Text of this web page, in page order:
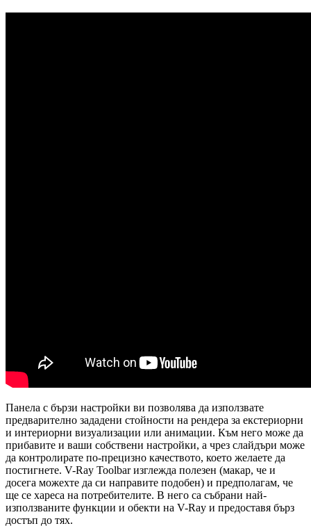
Панела с бързи настройки ви позволява да използвате
предварително зададени стойности на рендера за екстериорни
и интериорни визуализации или анимации. Към него може да
прибавите и ваши собствени настройки, а чрез слайдъри може
да контролирате по-прецизно качеството, което желаете да
постигнете. V-Ray Toolbar изглежда полезен (макар, че и
досега можехте да си направите подобен) и предполагам, че
ще се хареса на потребителите. В него са събрани най-
използваните функции и обекти на V-Ray и предоставя бърз
достъп до тях.